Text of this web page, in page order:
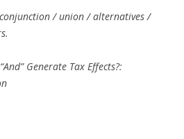
/ union / alternatives /
Generate Tax Effects?: